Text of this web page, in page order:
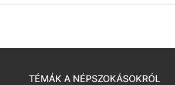
TÉMÁK A NÉPSZOKÁSOKRÓL